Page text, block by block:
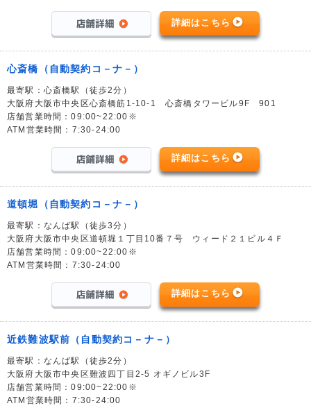
詳細はこちら
心斎橋（自動契約コ－ナ－）
最寄駅：心斎橋駅（徒歩2分）
大阪府大阪市中央区心斎橋筋1-10-1 心斎橋タワービル9F 901
店舗営業時間：09:00~22:00※
ATM営業時間：7:30-24:00
詳細はこちら
道頓堀（自動契約コ－ナ－）
最寄駅：なんば駅（徒歩3分）
大阪府大阪市中央区道頓堀１丁目10番７号 ウィード２１ビル４Ｆ
店舗営業時間：09:00~22:00※
ATM営業時間：7:30-24:00
詳細はこちら
近鉄難波駅前（自動契約コ－ナ－）
最寄駅：なんば駅（徒歩2分）
大阪府大阪市中央区難波四丁目2-5 オギノビル3F
店舗営業時間：09:00~22:00※
ATM営業時間：7:30-24:00